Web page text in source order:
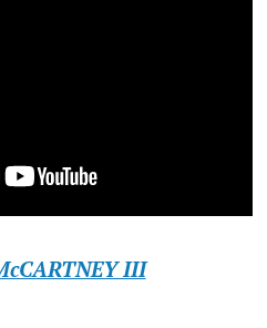
III